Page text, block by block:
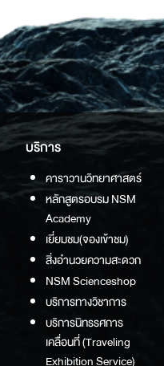
บริการ
คาราวานวิทยาศาสตร์
หลักสูตรอบรม NSM
Academy
เยี่ยมชม(จองเข้าชม)
สิ่งอำนวยความสะดวก
NSM Scienceshop
บริการทางวิชาการ
บริการนิทรรศการ
เคลื่อนที่ (Traveling
Exhibition Service)